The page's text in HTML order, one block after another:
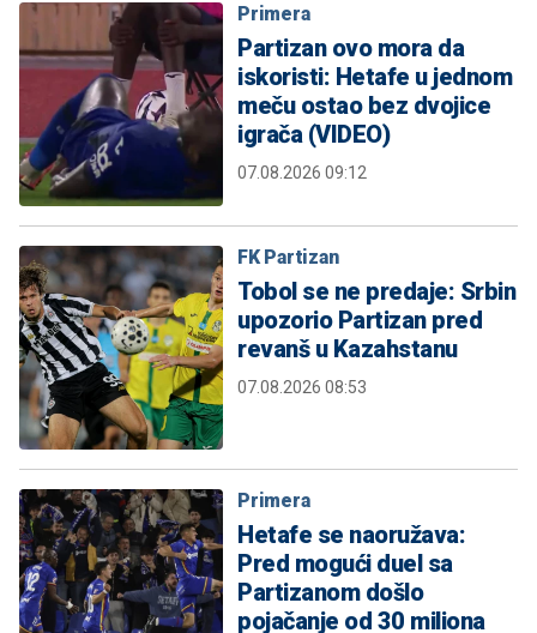
Primera
Partizan ovo mora da
iskoristi: Hetafe u jednom
meču ostao bez dvojice
igrača (VIDEO)
07.08.2026 09:12
FK Partizan
Tobol se ne predaje: Srbin
upozorio Partizan pred
revanš u Kazahstanu
07.08.2026 08:53
Primera
Hetafe se naoružava:
Pred mogući duel sa
Partizanom došlo
pojačanje od 30 miliona